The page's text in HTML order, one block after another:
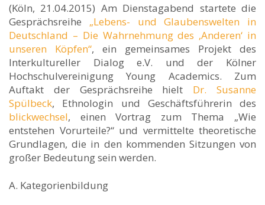
(Köln, 21.04.2015) Am Dienstagabend startete die
Gesprächsreihe „Lebens- und Glaubenswelten in
Deutschland – Die Wahrnehmung des ‚Anderen‘ in
unseren Köpfen“, ein gemeinsames Projekt des
Interkultureller Dialog e.V. und der Kölner
Hochschulvereinigung Young Academics. Zum
Auftakt der Gesprächsreihe hielt Dr. Susanne
Spülbeck, Ethnologin und Geschäftsführerin des
blickwechsel, einen Vortrag zum Thema „Wie
entstehen Vorurteile?“ und vermittelte theoretische
Grundlagen, die in den kommenden Sitzungen von
großer Bedeutung sein werden.
A. Kategorienbildung